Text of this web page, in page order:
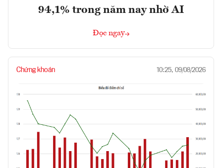
94,1% trong năm nay nhờ AI
Đọc ngay
Chứng khoán 10:25, 09/08/2026